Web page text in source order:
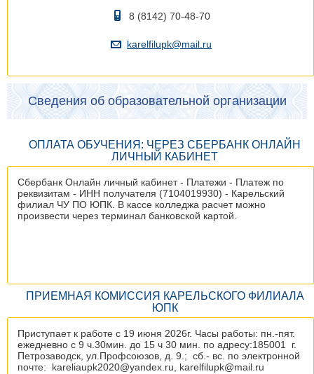
8 (8142) 70-48-70
karelfilupk@mail.ru
Сведения об образовательной организации
ОПЛАТА ОБУЧЕНИЯ: ЧЕРЕЗ СБЕРБАНК ОНЛАЙН
ЛИЧНЫЙ КАБИНЕТ
Сбербанк Онлайн личный кабинет - Платежи - Платеж по
реквизитам - ИНН получателя (7104019930) - Карельский
филиал ЧУ ПО ЮПК. В кассе колледжа расчет можно
произвести через терминал банковской картой.
ПРИЕМНАЯ КОМИССИЯ КАРЕЛЬСКОГО ФИЛИАЛА
ЮПК
Приступает к работе с 19 июня 2026г. Часы работы: пн.-пят.
ежедневно с 9 ч.30мин. до 15 ч 30 мин. по адресу:185001 г.
Петрозаводск, ул.Профсоюзов, д. 9.; сб.- вс. по электронной
почте: kareliaupk2020@yandex.ru, karelfilupk@mail.ru